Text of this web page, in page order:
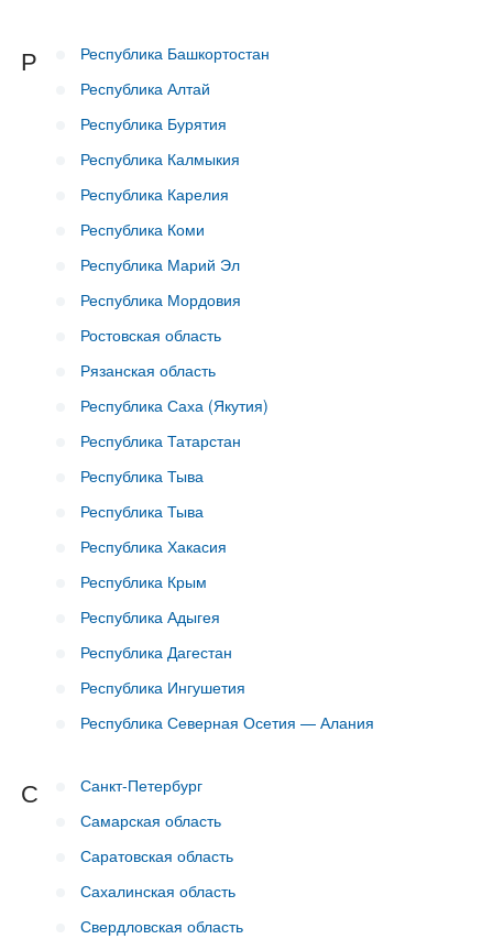
Р
Республика Башкортостан
Республика Алтай
Республика Бурятия
Республика Калмыкия
Республика Карелия
Республика Коми
Республика Марий Эл
Республика Мордовия
Ростовская область
Рязанская область
Республика Саха (Якутия)
Республика Татарстан
Республика Тыва
Республика Тыва
Республика Хакасия
Республика Крым
Республика Адыгея
Республика Дагестан
Республика Ингушетия
Республика Северная Осетия — Алания
С
Санкт-Петербург
Самарская область
Саратовская область
Сахалинская область
Свердловская область